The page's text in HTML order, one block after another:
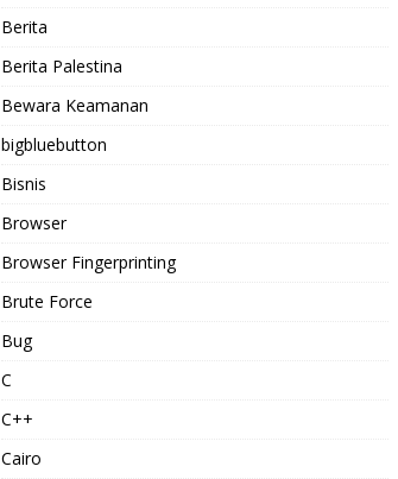
Berita
Berita Palestina
Bewara Keamanan
bigbluebutton
Bisnis
Browser
Browser Fingerprinting
Brute Force
Bug
C
C++
Cairo